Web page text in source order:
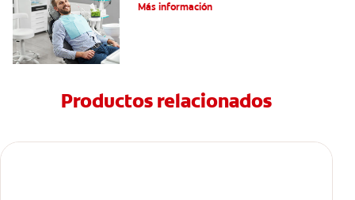
Más información
Productos relacionados